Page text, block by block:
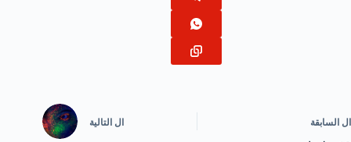
ال السابقة ال التالية